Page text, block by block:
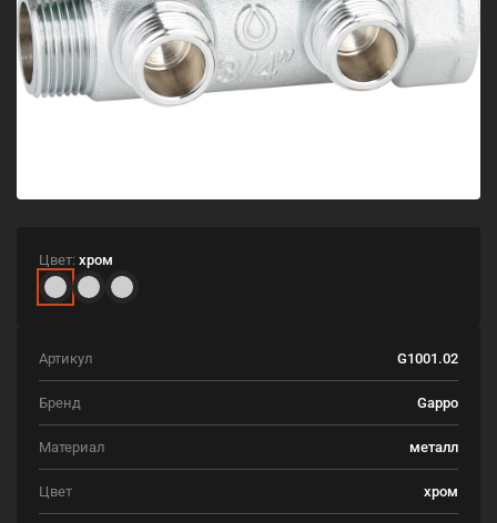
Цвет: хром
Артикул G1001.02
Бренд Gappo
Материал металл
Цвет хром